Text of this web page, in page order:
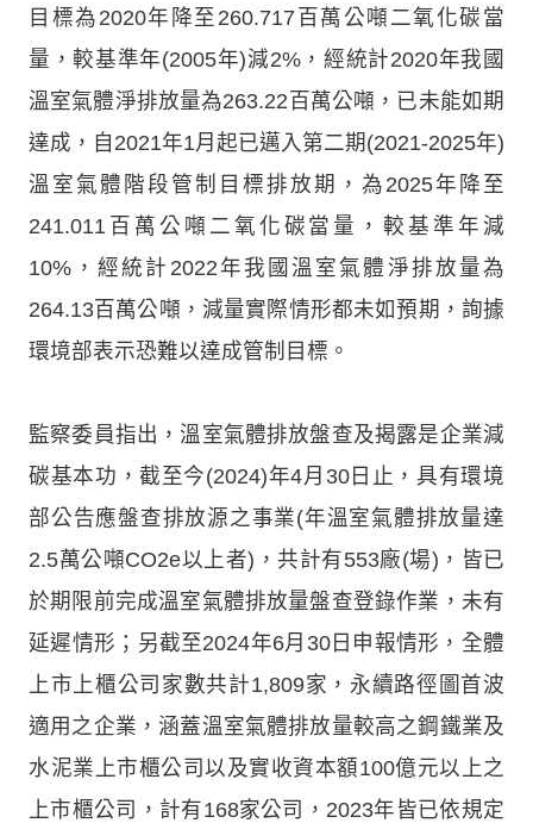
目標為2020年降至260.717百萬公噸二氧化碳當
量，較基準年(2005年)減2%，經統計2020年我國
溫室氣體淨排放量為263.22百萬公噸，已未能如期
達成，自2021年1月起已邁入第二期(2021-2025年)
溫室氣體階段管制目標排放期，為2025年降至
241.011百萬公噸二氧化碳當量，較基準年減
10%，經統計2022年我國溫室氣體淨排放量為
264.13百萬公噸，減量實際情形都未如預期，詢據
環境部表示恐難以達成管制目標。
監察委員指出，溫室氣體排放盤查及揭露是企業減
碳基本功，截至今(2024)年4月30日止，具有環境
部公告應盤查排放源之事業(年溫室氣體排放量達
2.5萬公噸CO2e以上者)，共計有553廠(場)，皆已
於期限前完成溫室氣體排放量盤查登錄作業，未有
延遲情形；另截至2024年6月30日申報情形，全體
上市上櫃公司家數共計1,809家，永續路徑圖首波
適用之企業，涵蓋溫室氣體排放量較高之鋼鐵業及
水泥業上市櫃公司以及實收資本額100億元以上之
上市櫃公司，計有168家公司，2023年皆已依規定